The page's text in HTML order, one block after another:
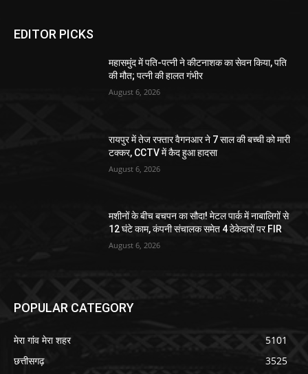
EDITOR PICKS
महासमुंद में पति-पत्नी ने कीटनाशक का सेवन किया, पति
की मौत; पत्नी की हालत गंभीर
August 6, 2026
रायपुर में तेज रफ्तार वैगनआर ने 7 साल की बच्ची को मारी
टक्कर, CCTV में कैद हुआ हादसा
August 6, 2026
मशीनों के बीच बचपन का सौदा! मेटल पार्क में नाबालिगों से
12 घंटे काम, कंपनी संचालक समेत 4 ठेकेदारों पर FIR
August 6, 2026
POPULAR CATEGORY
मेरा गांव मेरा शहर
5101
छत्तीसगढ़
3525